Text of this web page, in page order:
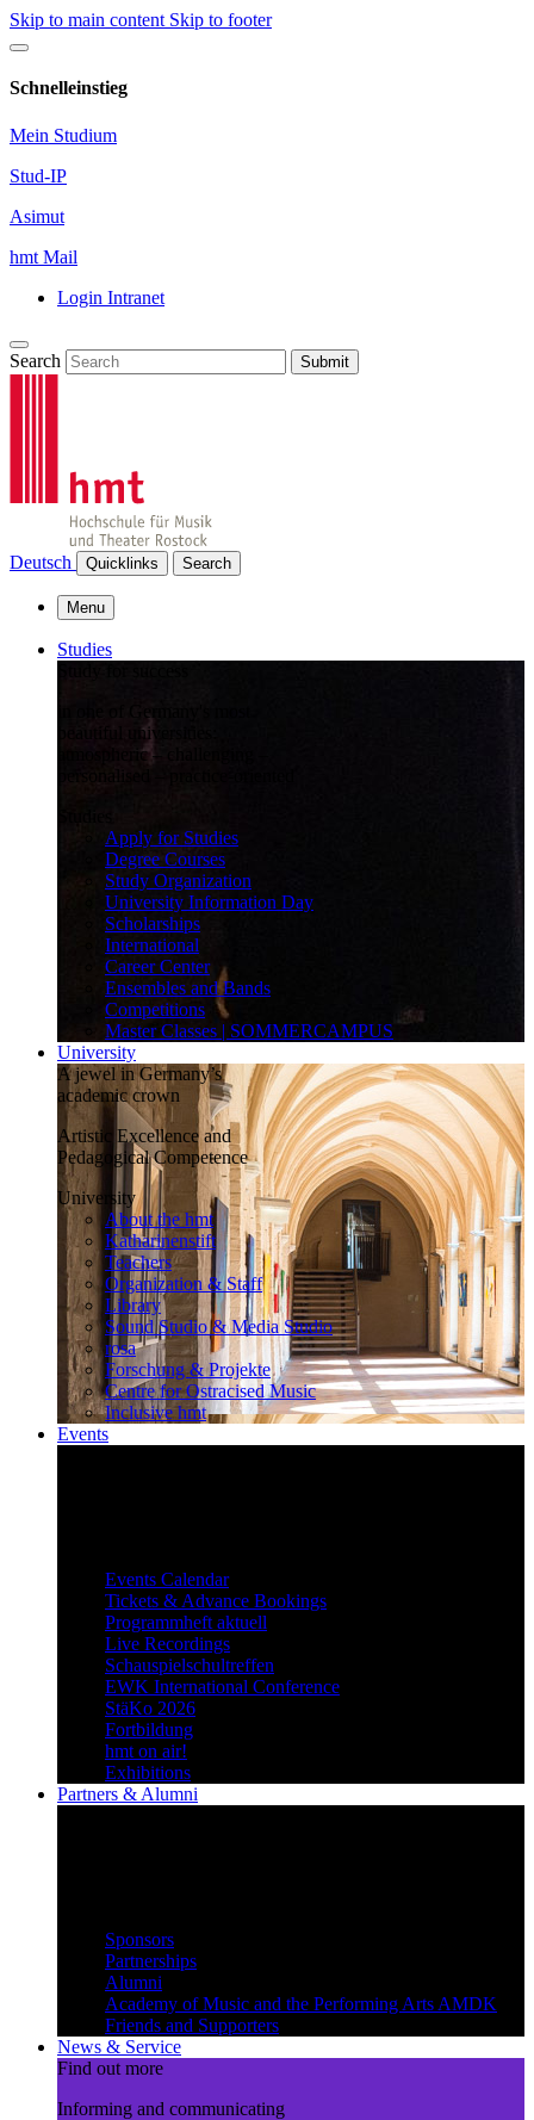
Skip to main content Skip to footer
Schnelleinstieg
Mein Studium
Stud-IP
Asimut
hmt Mail
Login Intranet
Search Submit
Deutsch Quicklinks Search
Menu
Studies
in one of Germany's most
beautiful universities:
atmospheric – challenging –
Apply for Studies
Degree Courses
Study Organization
University Information Day
Scholarships
International
Career Center
Ensembles and Bands
Competitions
Master Classes | SOMMERCAMPUS
University
A jewel in Germany’s
academic crown
Artistic Excellence and
Pedagogical Competence
University
About the hmt
Katharinenstift
Teachers
Organization & Staff
Library
Sound Studio & Media Studio
rosa
Forschung & Projekte
Centre for Ostracised Music
Inclusive hmt
Events
Events Calendar
Tickets & Advance Bookings
Programmheft aktuell
Live Recordings
Schauspielschultreffen
EWK International Conference
StäKo 2026
Fortbildung
hmt on air!
Exhibitions
Partners & Alumni
Sponsors
Partnerships
Alumni
Academy of Music and the Performing Arts AMDK
Friends and Supporters
News & Service
Find out more
Informing and communicating